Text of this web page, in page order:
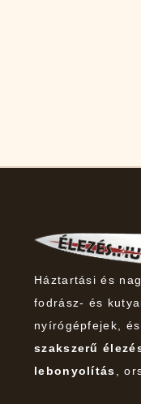
Háztartási és
fodrász- és
nyírógépfejek,
szakszerű
lebonyolítás
,